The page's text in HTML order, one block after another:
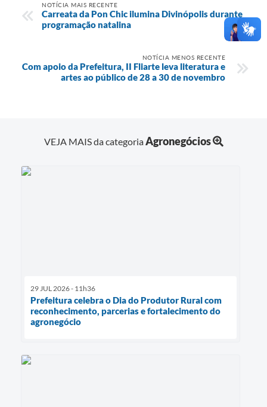
NOTÍCIA MAIS RECENTE
Carreata da Pon Chic ilumina Divinópolis durante
programação natalina
NOTÍCIA MENOS RECENTE
Com apoio da Prefeitura, II Fliarte leva literatura e
artes ao público de 28 a 30 de novembro
VEJA MAIS da categoriaAgronegócios
29 JUL 2026 - 11h36
Prefeitura celebra o Dia do Produtor Rural com
reconhecimento, parcerias e fortalecimento do
agronegócio